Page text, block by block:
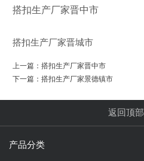
搭扣生产厂家晋中市
搭扣生产厂家晋城市
上一篇： 搭扣生产厂家晋中市
下一篇： 搭扣生产厂家景德镇市
返回顶部
产品分类